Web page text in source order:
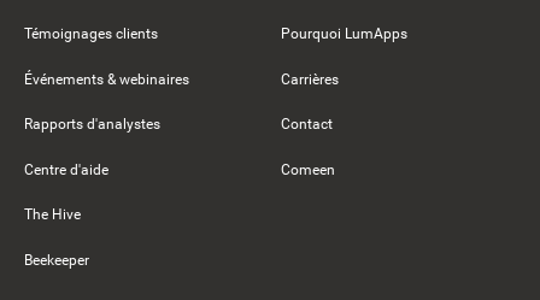
Témoignages clients
Événements & webinaires
Rapports d'analystes
Centre d'aide
The Hive
Beekeeper
Pourquoi LumApps
Carrières
Contact
Comeen